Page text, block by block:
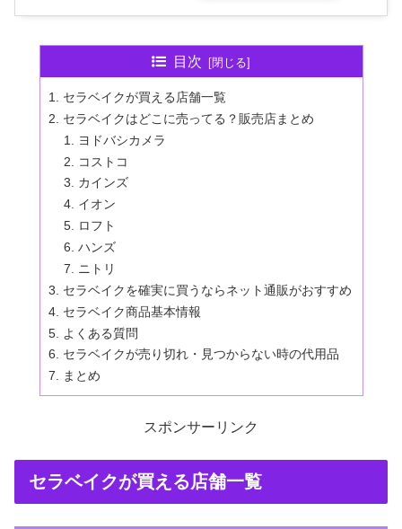
目次
セラベイクが買える店舗一覧
セラベイクはどこに売ってる？販売店まとめ
ヨドバシカメラ
コストコ
カインズ
イオン
ロフト
ハンズ
ニトリ
セラベイクを確実に買うならネット通販がおすすめ
セラベイク商品基本情報
よくある質問
セラベイクが売り切れ・見つからない時の代用品
まとめ
スポンサーリンク
セラベイクが買える店舗一覧